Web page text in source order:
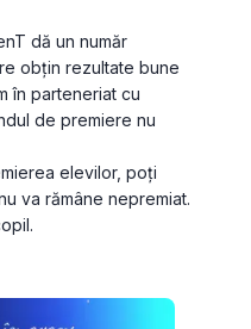
obțin rezultate bune
în parteneriat cu
de premiere nu
va rămâne nepremiat.